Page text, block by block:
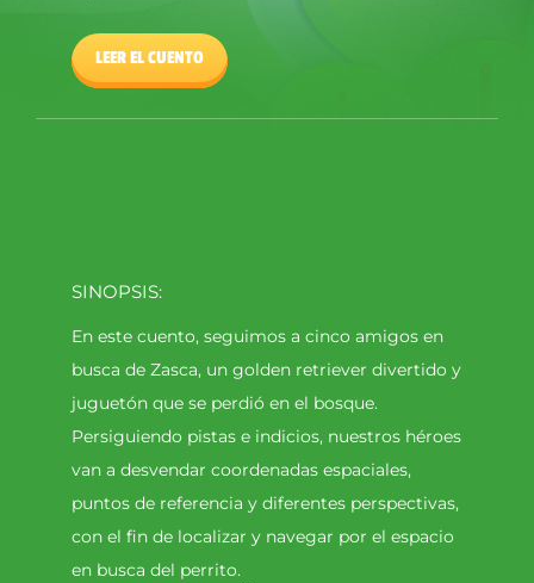
LEER EL CUENTO
SINOPSIS:
En este cuento, seguimos a cinco amigos en
busca de Zasca, un golden retriever divertido y
juguetón que se perdió en el bosque.
Persiguiendo pistas e indicios, nuestros héroes
van a desvendar coordenadas espaciales,
puntos de referencia y diferentes perspectivas,
con el fin de localizar y navegar por el espacio
en busca del perrito.